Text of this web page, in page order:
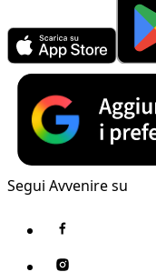
Segui Avvenire su